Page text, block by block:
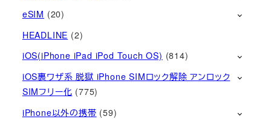
eSIM (20)
HEADLINE (2)
iOS(iPhone iPad iPod Touch OS) (814)
iOS裏ワザ系 脱獄 iPhone SIMロック解除 アンロック
SIMフリー化 (775)
iPhone以外の携帯 (59)